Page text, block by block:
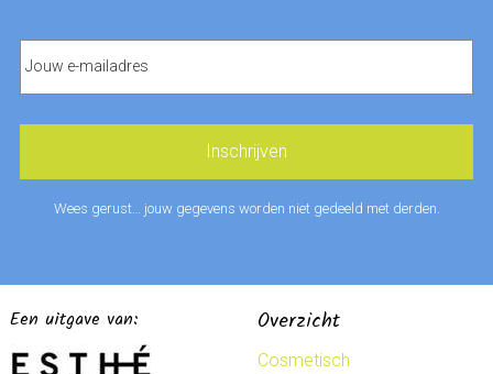
Wees gerust… jouw gegevens worden niet gedeeld met derden.
Een uitgave van: Overzicht
Cosmetisch